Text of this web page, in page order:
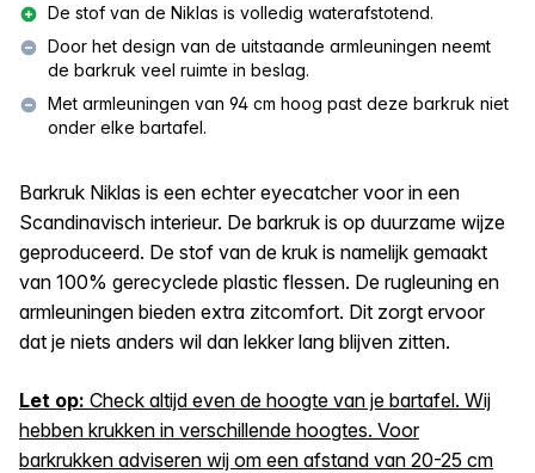
De stof van de Niklas is volledig waterafstotend.
Door het design van de uitstaande armleuningen neemt
de barkruk veel ruimte in beslag.
Met armleuningen van 94 cm hoog past deze barkruk niet
onder elke bartafel.
Barkruk Niklas is een echter eyecatcher voor in een
Scandinavisch interieur. De barkruk is op duurzame wijze
geproduceerd. De stof van de kruk is namelijk gemaakt
van 100% gerecyclede plastic flessen. De rugleuning en
armleuningen bieden extra zitcomfort. Dit zorgt ervoor
dat je niets anders wil dan lekker lang blijven zitten.
Let op: Check altijd even de hoogte van je bartafel. Wij
hebben krukken in verschillende hoogtes. Voor
barkrukken adviseren wij om een afstand van 20-25 cm